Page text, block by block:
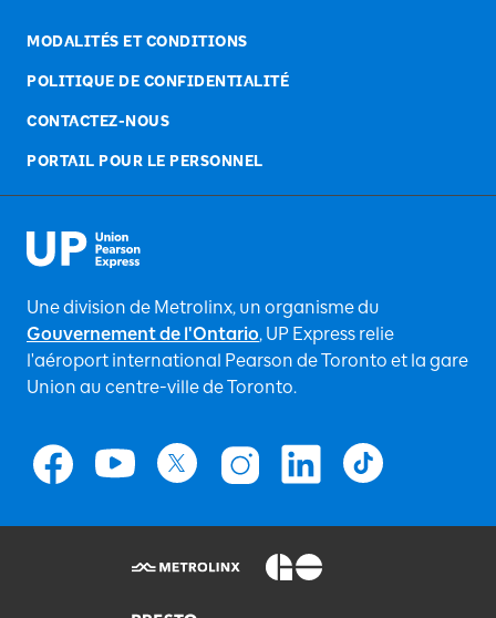
MODALITÉS ET CONDITIONS
POLITIQUE DE CONFIDENTIALITÉ
CONTACTEZ-NOUS
PORTAIL POUR LE PERSONNEL
Une division de Metrolinx, un organisme du
Gouvernement de l'Ontario, UP Express relie
l'aéroport international Pearson de Toronto et la gare
Union au centre-ville de Toronto.